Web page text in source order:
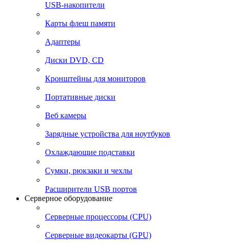
USB-накопители
Карты флеш памяти
Адаптеры
Диски DVD, CD
Кронштейны для мониторов
Портативные диски
Веб камеры
Зарядные устройства для ноутбуков
Охлаждающие подставки
Сумки, рюкзаки и чехлы
Расширители USB портов
Серверное оборудование
Серверные процессоры (CPU)
Серверные видеокарты (GPU)